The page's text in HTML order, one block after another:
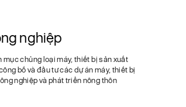
nghiệp
mục chủng loại máy, thiết bị sản xuất
bố và đầu tư các dự án máy, thiết bị
nghiệp và phát triển nông thôn